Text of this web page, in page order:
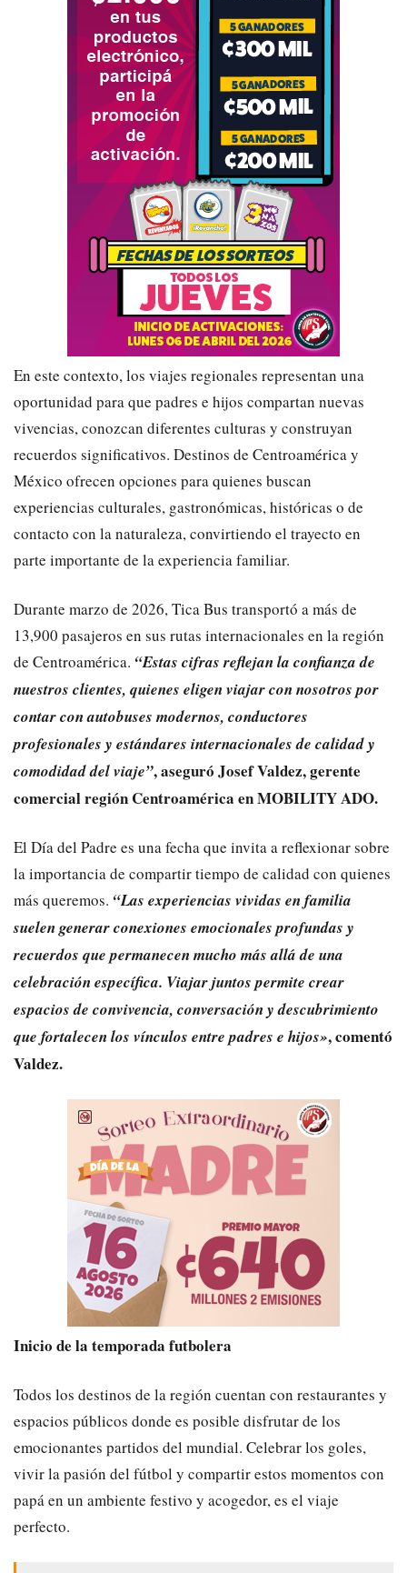
En este contexto, los viajes regionales representan una
oportunidad para que padres e hijos compartan nuevas
vivencias, conozcan diferentes culturas y construyan
recuerdos significativos. Destinos de Centroamérica y
México ofrecen opciones para quienes buscan
experiencias culturales, gastronómicas, históricas o de
contacto con la naturaleza, convirtiendo el trayecto en
parte importante de la experiencia familiar.
Durante marzo de 2026, Tica Bus transportó a más de
13,900 pasajeros en sus rutas internacionales en la región
de Centroamérica. “Estas cifras reflejan la confianza de
nuestros clientes, quienes eligen viajar con nosotros por
contar con autobuses modernos, conductores
profesionales y estándares internacionales de calidad y
comodidad del viaje”, aseguró Josef Valdez, gerente
comercial región Centroamérica en MOBILITY ADO.
El Día del Padre es una fecha que invita a reflexionar sobre
la importancia de compartir tiempo de calidad con quienes
más queremos. “Las experiencias vividas en familia
suelen generar conexiones emocionales profundas y
recuerdos que permanecen mucho más allá de una
celebración específica. Viajar juntos permite crear
espacios de convivencia, conversación y descubrimiento
que fortalecen los vínculos entre padres e hijos», comentó
Valdez.
Inicio de la temporada futbolera
Todos los destinos de la región cuentan con restaurantes y
espacios públicos donde es posible disfrutar de los
emocionantes partidos del mundial. Celebrar los goles,
vivir la pasión del fútbol y compartir estos momentos con
papá en un ambiente festivo y acogedor, es el viaje
perfecto.